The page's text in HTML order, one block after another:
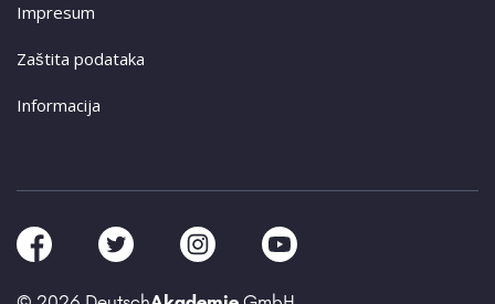
Impresum
Zaštita podataka
Informacija